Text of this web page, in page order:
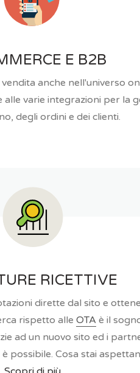
E B2B
anche nell'universo
alle varie integrazioni per la
degli ordini e dei clienti.
RICETTIVE
dirette dal sito e
rispetto alle OTA è il
ad un nuovo sito ed i
possibile. Cosa stai